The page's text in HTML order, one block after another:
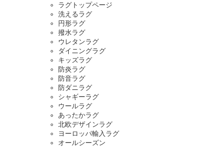
ラグトップページ
洗えるラグ
円形ラグ
撥水ラグ
ウレタンラグ
ダイニングラグ
キッズラグ
防炎ラグ
防音ラグ
防ダニラグ
シャギーラグ
ウールラグ
あったかラグ
北欧デザインラグ
ヨーロッパ輸入ラグ
オールシーズン